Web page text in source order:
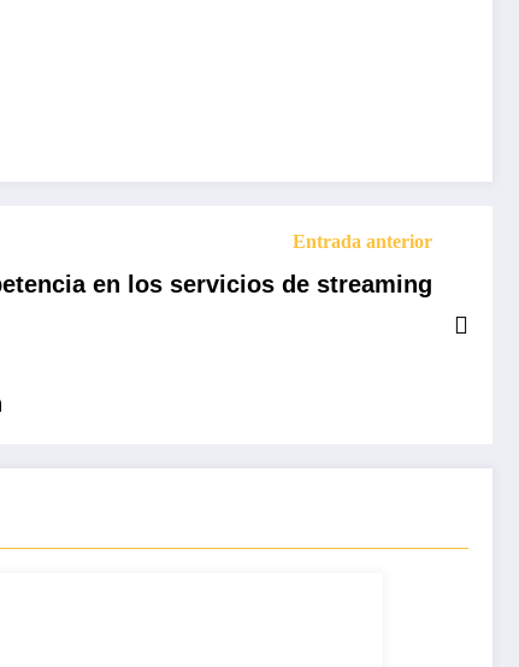
Entrada anterior
en los servicios de streaming